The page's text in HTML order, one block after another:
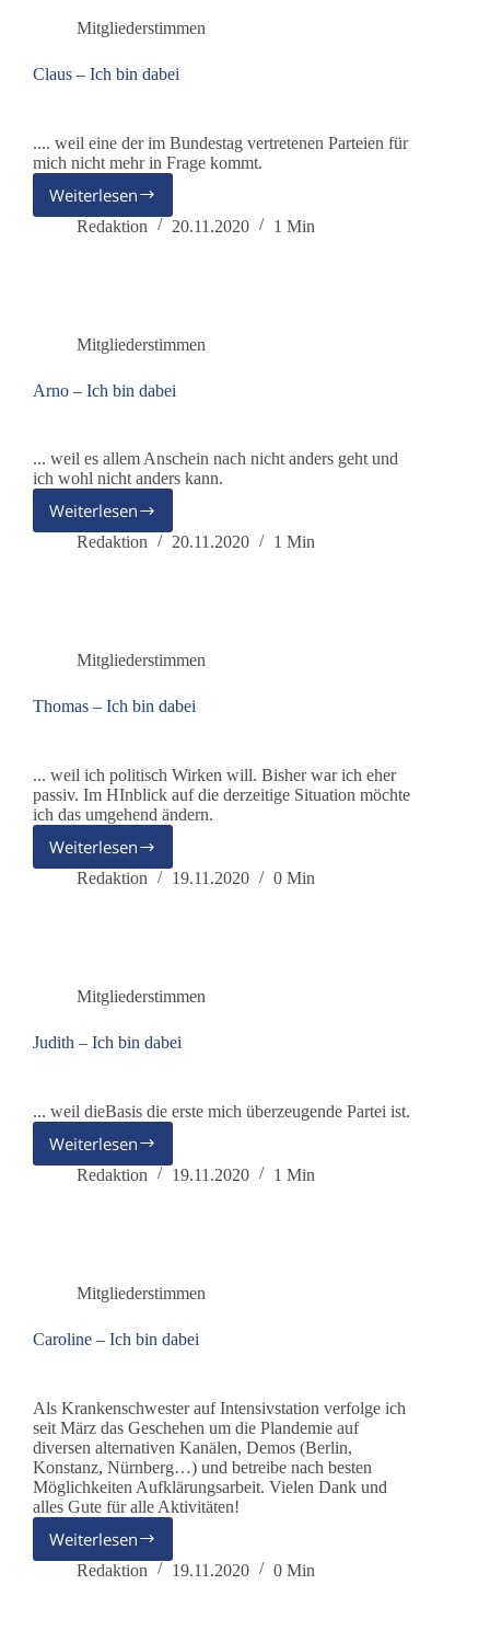
Mitgliederstimmen
Claus – Ich bin dabei
.... weil eine der im Bundestag vertretenen Parteien für
mich nicht mehr in Frage kommt.
Weiterlesen
Claus
–
Redaktion 20.11.2020 1 Min
Mitgliederstimmen
Arno – Ich bin dabei
... weil es allem Anschein nach nicht anders geht und
ich wohl nicht anders kann.
Weiterlesen
Arno
–
Redaktion 20.11.2020 1 Min
Mitgliederstimmen
Thomas – Ich bin dabei
... weil ich politisch Wirken will. Bisher war ich eher
passiv. Im HInblick auf die derzeitige Situation möchte
ich das umgehend ändern.
Weiterlesen
Thomas
–
Redaktion 19.11.2020 0 Min
Mitgliederstimmen
Judith – Ich bin dabei
... weil dieBasis die erste mich überzeugende Partei ist.
Weiterlesen
Judith
–
Redaktion 19.11.2020 1 Min
Mitgliederstimmen
Caroline – Ich bin dabei
Als Krankenschwester auf Intensivstation verfolge ich
seit März das Geschehen um die Plandemie auf
diversen alternativen Kanälen, Demos (Berlin,
Konstanz, Nürnberg…) und betreibe nach besten
Möglichkeiten Aufklärungsarbeit. Vielen Dank und
alles Gute für alle Aktivitäten!
Weiterlesen
Caroline
–
Redaktion 19.11.2020 0 Min